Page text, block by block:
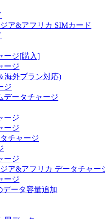
ア&アフリカ SIMカード
ージ[購入]
ージ
海外プラン対応)
ジ
データチャージ
ージ
ージ
チャージ
ージ
ア&アフリカ データチャー
ージ
データ容量追加